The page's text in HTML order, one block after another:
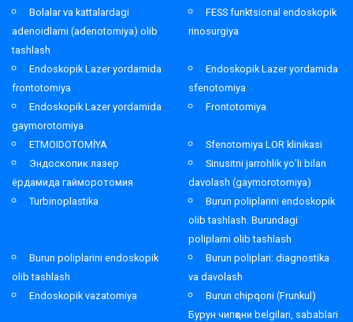
Bolalar va kattalardagi
adenoidlarni (adenotomiya) olib
tashlash
FESS funktsional endoskopik
rinosurgiya
Endoskopik Lazer yordamida
frontotomiya
Endoskopik Lazer yordamida
sfenotomiya
Endoskopik Lazer yordamida
gaymorotomiya
Frontotomiya
ETMOIDOTOMİYA
Sfenotomiya LOR klinikasi
Эндоскопик лазер
ёрдамида гайморотомия
Sinusitni jarrohlik yo’li bilan
davolash (gaymorotomiya)
Turbinoplastika
Burun poliplarini endoskopik
olib tashlash. Burundagi
poliplarni olib tashlash
Burun poliplarini endoskopik
olib tashlash
Burun poliplari: diagnostika
va davolash
Endoskopik vazatomiya
Burun chipqoni (Frunkul)
Бурун чипқони belgilari, sabablari